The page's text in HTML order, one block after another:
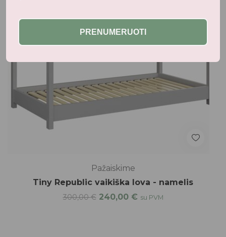
Pažaiskime
Tiny Republic vaikiška lova - namelis
300,00€ 240,00 € su PVM
PRENUMERUOTI